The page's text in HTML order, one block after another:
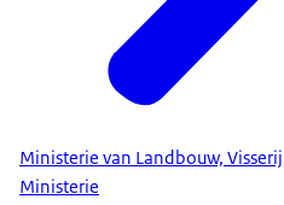
Ministerie van Landbouw,
Ministerie